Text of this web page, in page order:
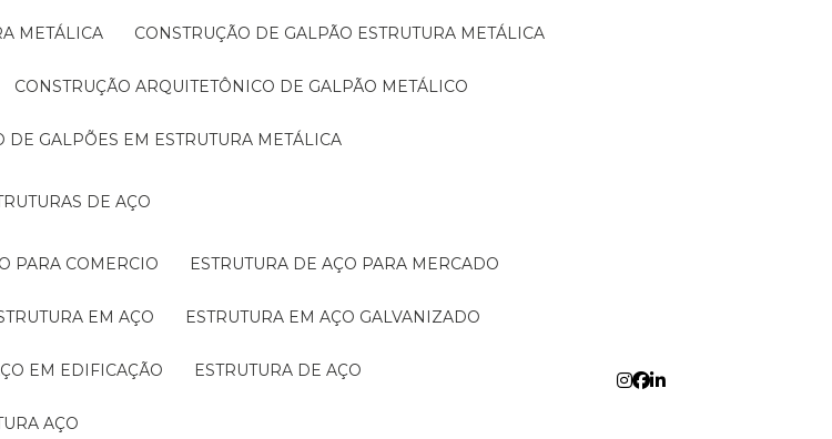
METÁLICA CONSTRUÇÃO DE GALPÃO ESTRUTURA METÁLICA
CONSTRUÇÃO ARQUITETÔNICO DE GALPÃO METÁLICO
DE GALPÕES EM ESTRUTURA METÁLICA
DE AÇO
PARA COMERCIO ESTRUTURA DE AÇO PARA MERCADO
EM AÇO ESTRUTURA EM AÇO GALVANIZADO
EM EDIFICAÇÃO ESTRUTURA DE AÇO
AÇO